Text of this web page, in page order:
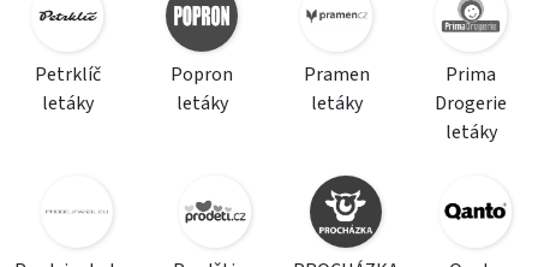
Petrklíč
letáky
Popron
letáky
Pramen
letáky
Prima
Drogerie
letáky